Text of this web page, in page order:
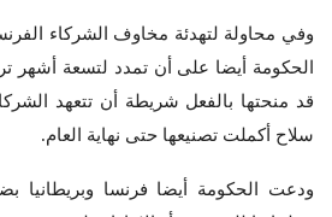
وفي محاولة لتهدئة مخاوف الشركاء
الحكومة أيضا على أن تمدد لتسعة أشهر
قد منحتها بالفعل شريطة أن تتعهد
سلاح أكملت تصنيعها حتى نهاية العام.
ودعت الحكومة أيضا فرنسا وبريطانيا